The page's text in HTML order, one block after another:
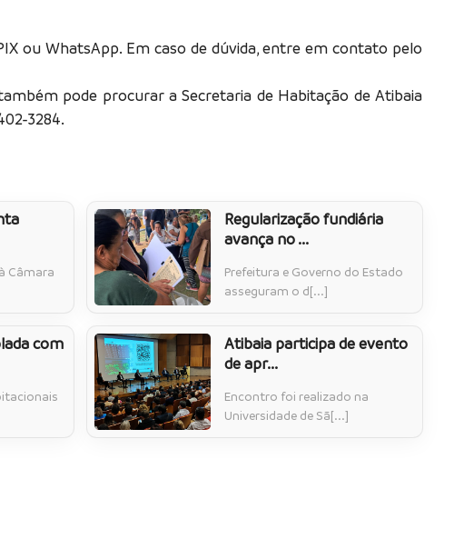
ou WhatsApp. Em caso de dúvida, entre em contato pelo
pode procurar a Secretaria de Habitação de Atibaia
3284.
Câmara
Regularização fundiária
avança no ...
Prefeitura e Governo do Estado
asseguram o d[...]
com
Atibaia participa de evento
de apr...
Encontro foi realizado na
Universidade de Sã[...]